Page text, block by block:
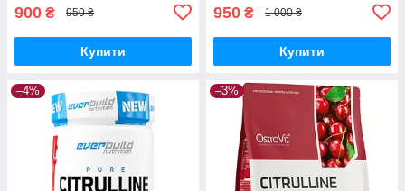
900 ₴ 950 ₴
Купити
950 ₴ 1 000 ₴
Купити
–4% –3%